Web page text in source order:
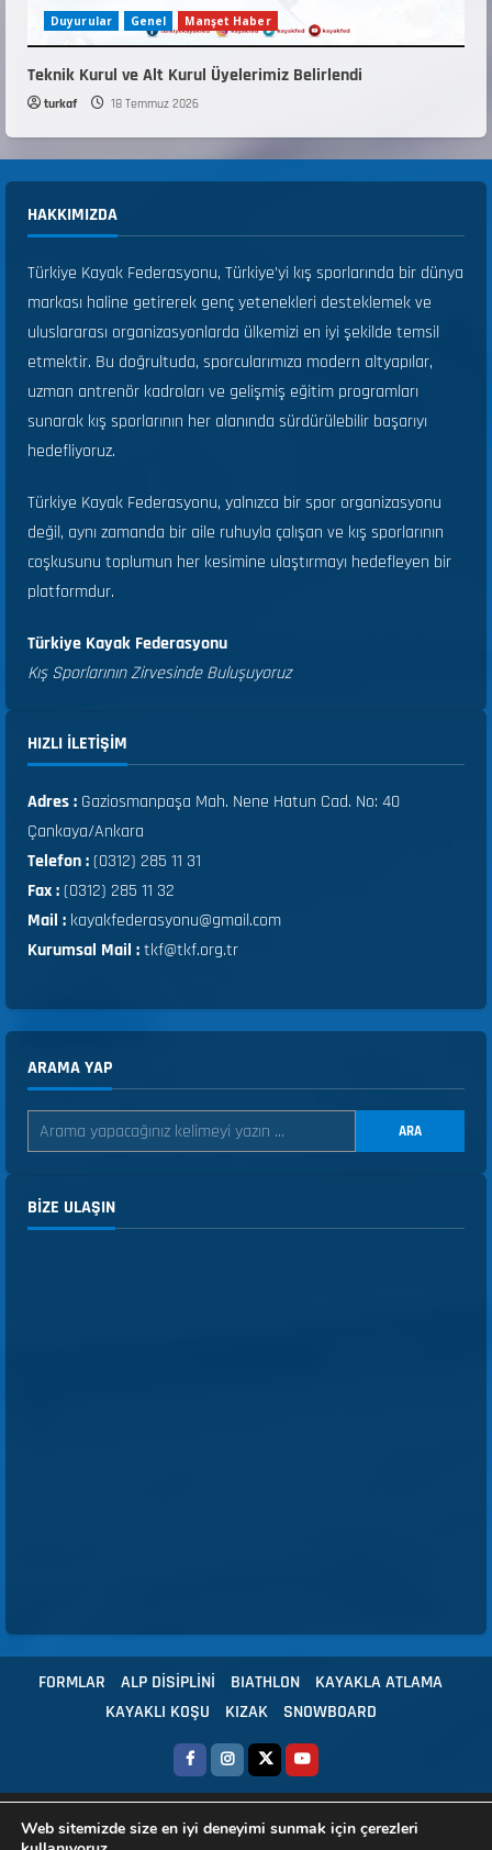
Duyurular Genel Manşet Haber
Teknik Kurul ve Alt Kurul Üyelerimiz Belirlendi
turkaf 18 Temmuz 2026
HAKKIMIZDA
Türkiye Kayak Federasyonu, Türkiye’yi kış sporlarında bir dünya
markası haline getirerek genç yetenekleri desteklemek ve
uluslararası organizasyonlarda ülkemizi en iyi şekilde temsil
etmektir. Bu doğrultuda, sporcularımıza modern altyapılar,
uzman antrenör kadroları ve gelişmiş eğitim programları
sunarak kış sporlarının her alanında sürdürülebilir başarıyı
hedefliyoruz.
Türkiye Kayak Federasyonu, yalnızca bir spor organizasyonu
değil, aynı zamanda bir aile ruhuyla çalışan ve kış sporlarının
coşkusunu toplumun her kesimine ulaştırmayı hedefleyen bir
platformdur.
Türkiye Kayak Federasyonu
Kış Sporlarının Zirvesinde Buluşuyoruz
HIZLI ILETIŞIM
Adres : Gaziosmanpaşa Mah. Nene Hatun Cad. No: 40
Çankaya/Ankara
Telefon :(0312) 285 11 31
Fax :(0312) 285 11 32
Mail : kayakfederasyonu@gmail.com
Kurumsal Mail :tkf@tkf.org.tr
ARAMA YAP
ARA
BIZE ULAŞIN
FORMLAR ALP DİSİPLİNİ BIATHLON
KAYAKLA ATLAMA
KAYAKLI KOŞU
KIZAK SNOWBOARD
Copyright © 2024 Tüm hakları Türkiye Kayak Federasyonu'na aittir.
Web sitemizde size en iyi deneyimi sunmak için çerezleri